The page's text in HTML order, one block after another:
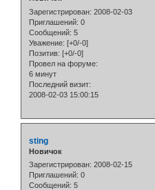
Зарегистрирован: 2008-02-03
Приглашений: 0
Сообщений: 5
Уважение: [+0/-0]
Позитив: [+0/-0]
Провел на форуме:
6 минут
Последний визит:
2008-02-03 15:00:15
sting
Новичок
Зарегистрирован: 2008-02-15
Приглашений: 0
Сообщений: 5